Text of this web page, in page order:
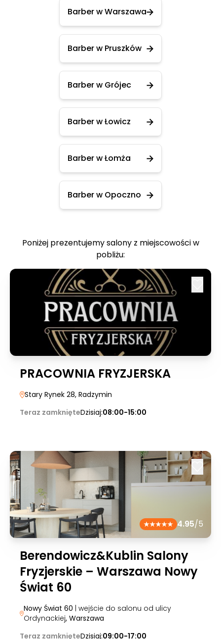
Barber w Warszawa
Barber w Pruszków
Barber w Grójec
Barber w Łowicz
Barber w Łomża
Barber w Opoczno
Poniżej prezentujemy salony z miejscowości w
pobliżu:
PRACOWNIA FRYZJERSKA
Stary Rynek 28, Radzymin
Teraz zamknięteDzisiaj:08:00-15:00
4.95/5
Berendowicz&Kublin Salony
Fryzjerskie – Warszawa Nowy
Świat 60
Nowy Świat 60 | wejście do salonu od ulicy
Ordynackiej, Warszawa
Teraz zamknięteDzisiaj:09:00-17:00